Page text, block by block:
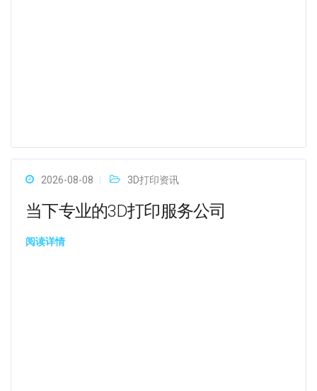
2026-08-08 3D打印资讯
当下专业的3D打印服务公司
阅读详情